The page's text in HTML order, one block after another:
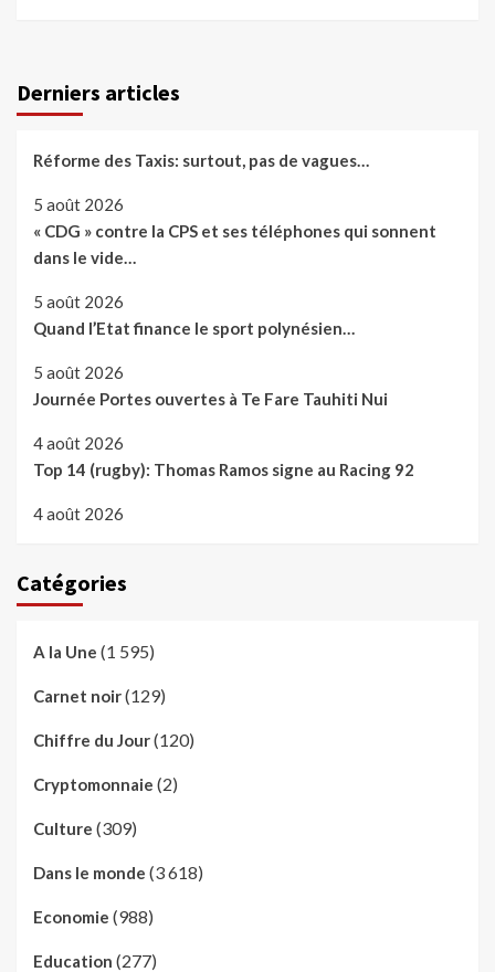
Derniers articles
Réforme des Taxis: surtout, pas de vagues…
5 août 2026
« CDG » contre la CPS et ses téléphones qui sonnent
dans le vide…
5 août 2026
Quand l’Etat finance le sport polynésien…
5 août 2026
Journée Portes ouvertes à Te Fare Tauhiti Nui
4 août 2026
Top 14 (rugby): Thomas Ramos signe au Racing 92
4 août 2026
Catégories
A la Une (1 595)
Carnet noir(129)
Chiffre du Jour(120)
Cryptomonnaie (2)
Culture (309)
Dans le monde (3 618)
Economie (988)
Education (277)